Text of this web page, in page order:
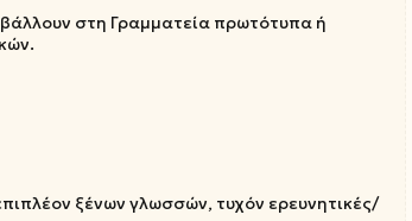
στη Γραμματεία πρωτότυπα ή
ξένων γλωσσών, τυχόν ερευνητικές/